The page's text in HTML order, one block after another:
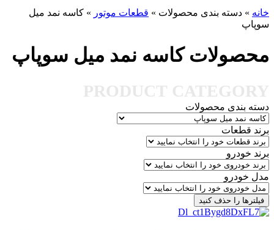
خانه » دسته بندی محصولات » قطعات موتور » کاسه نمد میل
سوپاپ
محصولات کاسه نمد میل سوپاپ
دسته بندی محصولات
برند قطعات
برند خودرو
مدل خودرو
فیلترها را حذف کنید